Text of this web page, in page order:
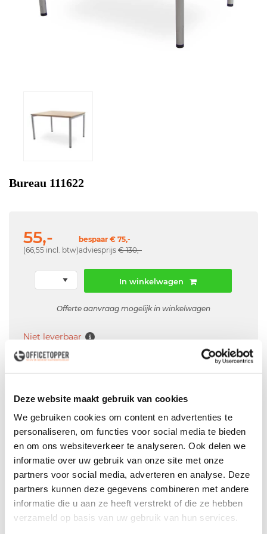
Deze website maakt gebruik van cookies
We gebruiken cookies om content en advertenties te
personaliseren, om functies voor social media te bieden
en om ons websiteverkeer te analyseren. Ook delen we
informatie over uw gebruik van onze site met onze
partners voor social media, adverteren en analyse. Deze
partners kunnen deze gegevens combineren met andere
informatie die u aan ze heeft verstrekt of die ze hebben
verzameld op basis van uw gebruik van hun services.
Bureau 111622
55,-
(66,55 incl. btw)
bespaar € 75,-
adviesprijs € 130,-
In winkelwagen
Offerte aanvraag mogelijk in winkelwagen
Niet leverbaar
Leveringin België
Voor zowel ParticulieralsZakelijk
Professionele
Omschrijving
Gebruikt bureau 120x90cm met havanna blad -